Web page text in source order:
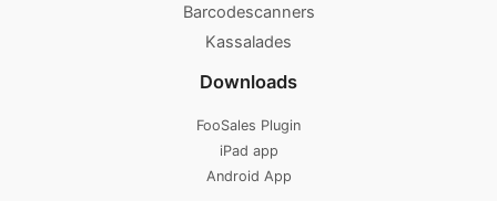
Barcodescanners
Kassalades
Downloads
FooSales Plugin
iPad app
Android App